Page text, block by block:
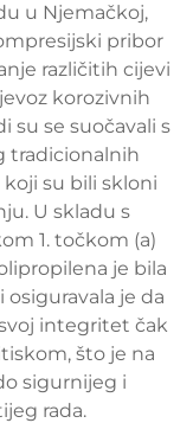
u Njemačkoj,
pribor
različitih cijevi
korozivnih
su se suočavali s
tradicionalnih
su bili skloni
U skladu s
1. točkom (a)
je bila
je da
integritet čak
što je na
sigurnijeg i
rada.